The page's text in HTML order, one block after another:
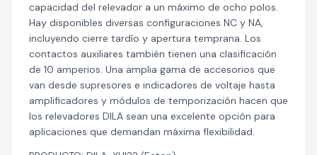
capacidad del relevador a un máximo de ocho polos.
Hay disponibles diversas configuraciones NC y NA,
incluyendo cierre tardío y apertura temprana. Los
contactos auxiliares también tienen una clasificación
de 10 amperios. Una amplia gama de accesorios que
van desde supresores e indicadores de voltaje hasta
amplificadores y módulos de temporización hacen que
los relevadores DILA sean una excelente opción para
aplicaciones que demandan máxima flexibilidad.